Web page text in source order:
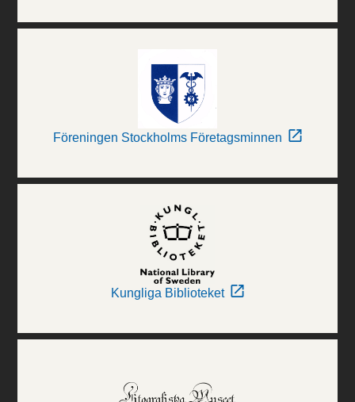
Föreningen Stockholms Företagsminnen
Kungliga Biblioteket